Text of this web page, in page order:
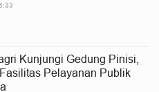
Kunjungi Gedung Pinisi,
Pelayanan Publik